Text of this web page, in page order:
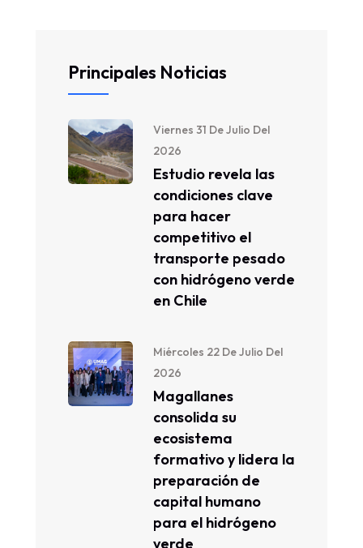
Principales Noticias
Viernes 31 De Julio Del
2026
Estudio revela las
condiciones clave
para hacer
competitivo el
transporte pesado
con hidrógeno verde
en Chile
Miércoles 22 De Julio Del
2026
Magallanes
consolida su
ecosistema
formativo y lidera la
preparación de
capital humano
para el hidrógeno
verde